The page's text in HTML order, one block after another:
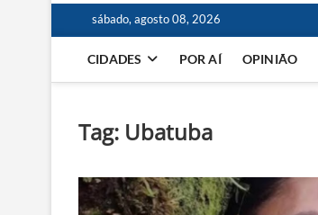
sábado, agosto 08, 2026
CIDADES POR AÍ OPINIÃO
Tag: Ubatuba